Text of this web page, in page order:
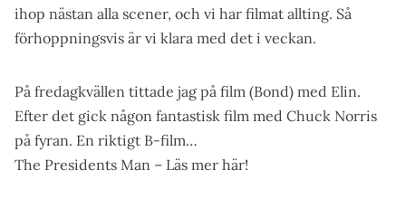
ihop nästan alla scener, och vi har filmat allting. Så
förhoppningsvis är vi klara med det i veckan.
På fredagkvällen tittade jag på film (Bond) med Elin.
Efter det gick någon fantastisk film med Chuck Norris
på fyran. En riktigt B-film…
The Presidents Man – Läs mer här!